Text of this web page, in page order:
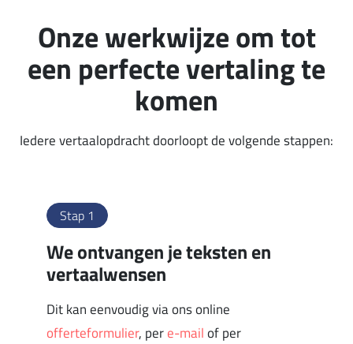
Onze werkwijze om tot
een perfecte vertaling te
komen
Iedere vertaalopdracht doorloopt de volgende stappen:
Stap 1
We ontvangen je teksten en
vertaalwensen
Dit kan eenvoudig via ons online
offerteformulier, pere-mailof per